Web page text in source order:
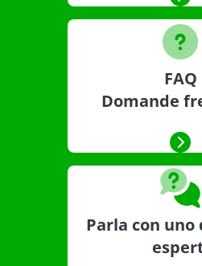
FAQ
Domande
Parla con